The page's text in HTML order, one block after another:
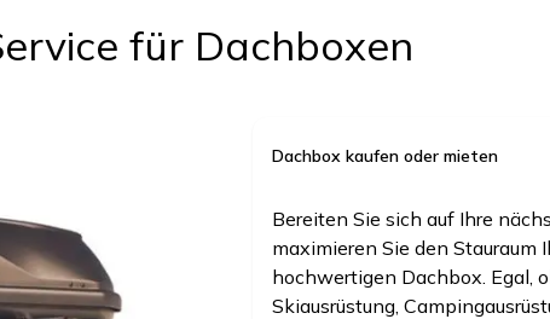
für Dachboxen
Dachbox kaufen oder mieten
Bereiten Sie sich auf Ihre
maximieren Sie den Stauraum
hochwertigen Dachbox. Egal,
Skiausrüstung,